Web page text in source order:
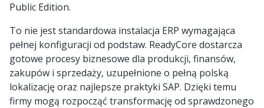
Public Edition.
To nie jest standardowa instalacja ERP wymagająca
pełnej konfiguracji od podstaw. ReadyCore dostarcza
gotowe procesy biznesowe dla produkcji, finansów,
zakupów i sprzedaży, uzupełnione o pełną polską
lokalizację oraz najlepsze praktyki SAP. Dzięki temu
firmy mogą rozpocząć transformację od sprawdzonego